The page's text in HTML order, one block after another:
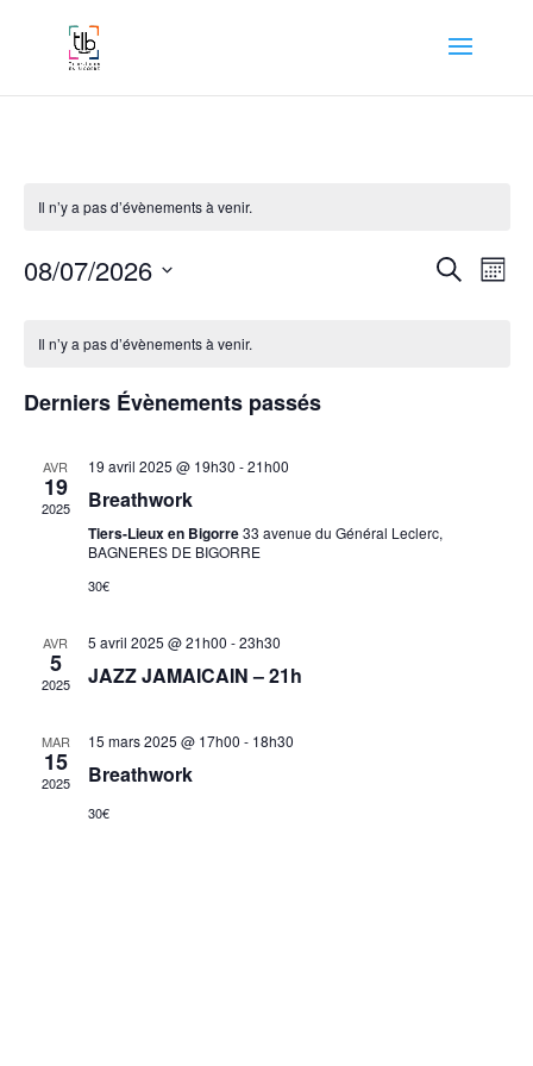
Il n’y a pas d’évènements à venir.
Recherche
de
Mois
08/07/2026
date.
de
Évènements
Il n’y a pas d’évènements à venir.
Derniers Évènements passés
AVR
19
2025
19 avril 2025 @ 19h30 -21h00
Breathwork
Tiers-Lieux en Bigorre33 avenue du Général Leclerc,
BAGNERES DE BIGORRE
30€
AVR
5
2025
5 avril 2025 @ 21h00 -23h30
JAZZ JAMAICAIN – 21h
MAR
15
2025
15 mars 2025 @ 17h00 - 18h30
Breathwork
30€